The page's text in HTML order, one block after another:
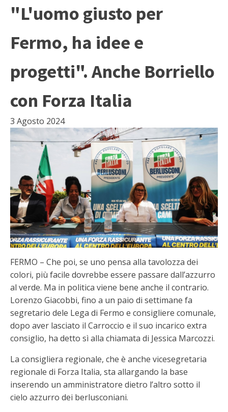
"L'uomo giusto per
Fermo, ha idee e
progetti". Anche Borriello
con Forza Italia
3 Agosto 2024
FERMO – Che poi, se uno pensa alla tavolozza dei
colori, più facile dovrebbe essere passare dall’azzurro
al verde. Ma in politica viene bene anche il contrario.
Lorenzo Giacobbi, fino a un paio di settimane fa
segretario dele Lega di Fermo e consigliere comunale,
dopo aver lasciato il Carroccio e il suo incarico extra
consiglio, ha detto sì alla chiamata di Jessica Marcozzi.
La consigliera regionale, che è anche vicesegretaria
regionale di Forza Italia, sta allargando la base
inserendo un amministratore dietro l’altro sotto il
cielo azzurro dei berlusconiani.